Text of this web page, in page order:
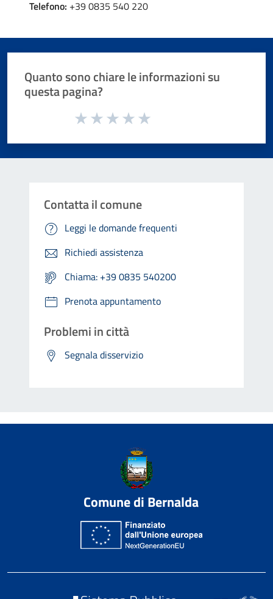
Telefono: +39 0835 540 220
Quanto sono chiare le informazioni su
questa pagina?
Valuta da 1 a 5 stelle la pagina
Contatta il comune
Leggi le domande frequenti
Richiedi assistenza
Chiama: +39 0835 540200
Prenota appuntamento
Problemi in città
Segnala disservizio
Comune di Bernalda